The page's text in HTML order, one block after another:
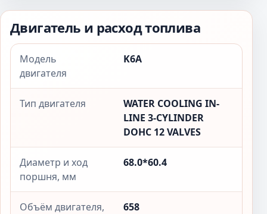
Двигатель и расход топлива
Модель
двигателя
K6A
Тип двигателя
WATER COOLING IN-
LINE 3-CYLINDER
DOHC 12 VALVES
Диаметр и ход
поршня, мм
68.0*60.4
Объём двигателя,
658